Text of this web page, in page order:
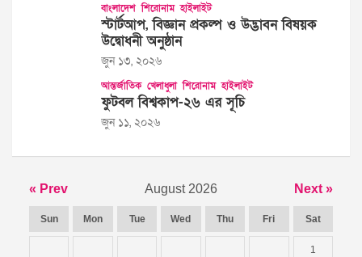
বাংলাদেশ শিরোনাম হাইলাইট
স্টার্টআপ, বিজ্ঞান প্রকল্প ও উদ্ভাবন বিষয়ক
উদ্বোধনী অনুষ্ঠান
জুন ১৩, ২০২৬
আন্তর্জাতিক খেলাধুলা শিরোনাম হাইলাইট
ফুটবল বিশ্বকাপ-২৬ এর সূচি
জুন ১১, ২০২৬
« Prev August 2026 Next »
Sun Mon Tue Wed Thu Fri Sat
1